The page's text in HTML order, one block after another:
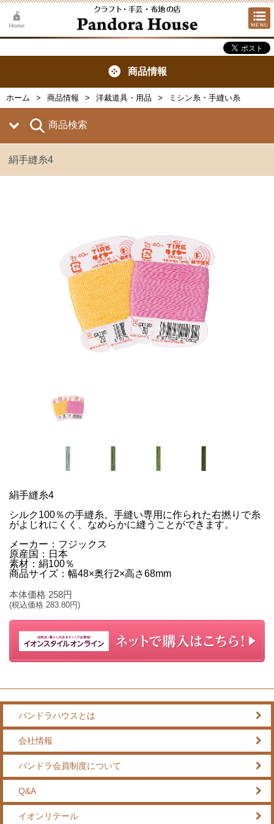
商品情報
ホーム 商品情報 洋裁道具・用品 ミシン糸・手縫い糸
商品検索
絹手縫糸4
絹手縫糸4
シルク100％の手縫糸。手縫い専用に作られた右撚りで糸
がよじれにくく、なめらかに縫うことができます。
メーカー：フジックス
原産国：日本
素材：絹100％
商品サイズ：幅48×奥行2×高さ68mm
本体価格 258円
(税込価格 283.80円)
パンドラハウスとは
会社情報
パンドラ会員制度について
Q&A
イオンリテール